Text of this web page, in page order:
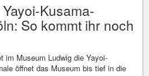
Kusama-
So kommt ihr noch
im Museum Ludwig die Yayoi-
öffnet das Museum bis tief in die